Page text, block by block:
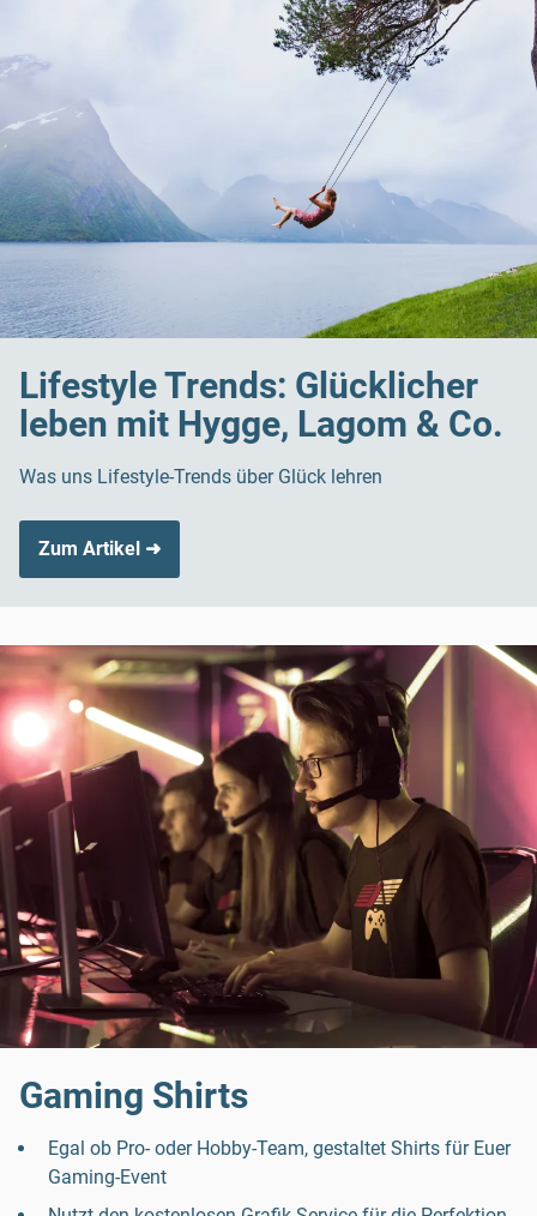
Lifestyle Trends: Glücklicher
leben mit Hygge, Lagom & Co.
Was uns Lifestyle-Trends über Glück lehren
Zum Artikel ➜
Gaming Shirts
Egal ob Pro- oder Hobby-Team, gestaltet Shirts für Euer
Gaming-Event